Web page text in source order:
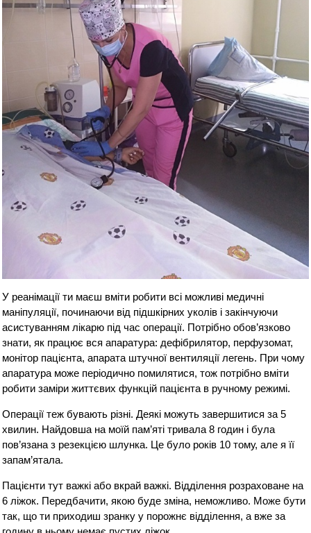
У реанімації ти маєш вміти робити всі можливі медичні
маніпуляції, починаючи від підшкірних уколів і закінчуючи
асистуванням лікарю під час операції. Потрібно обов’язково
знати, як працює вся апаратура: дефібрилятор, перфузомат,
монітор пацієнта, апарата штучної вентиляції легень. При чому
апаратура може періодично помилятися, тож потрібно вміти
робити заміри життєвих функцій пацієнта в ручному режимі.
Операції теж бувають різні. Деякі можуть завершитися за 5
хвилин. Найдовша на моїй пам’яті тривала 8 годин і була
пов’язана з резекцією шлунка. Це було років 10 тому, але я її
запам’ятала.
Пацієнти тут важкі або вкрай важкі. Відділення розраховане на
6 ліжок. Передбачити, якою буде зміна, неможливо. Може бути
так, що ти приходиш зранку у порожнє відділення, а вже за